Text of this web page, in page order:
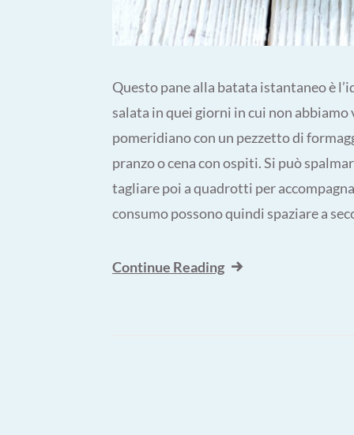
Questo pane alla batata istantaneo è
salata in quei giorni in cui non abbiamo
pomeridiano con un pezzetto di
pranzo o cena con ospiti. Si può
tagliare poi a quadrotti per
consumo possono quindi spaziare a
Continue Reading